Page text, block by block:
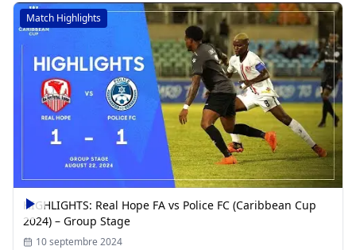
Match Highlights
HIGHLIGHTS: Real Hope FA vs Police FC (Caribbean Cup
2024) – Group Stage
10 septembre 2024